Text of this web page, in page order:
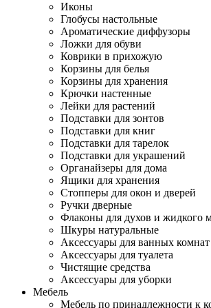
Иконы
Глобусы настольные
Ароматические диффузоры
Ложки для обуви
Коврики в прихожую
Корзины для белья
Корзины для хранения
Крючки настенные
Лейки для растений
Подставки для зонтов
Подставки для книг
Подставки для тарелок
Подставки для украшений
Органайзеры для дома
Ящики для хранения
Стопперы для окон и дверей
Ручки дверные
Флаконы для духов и жидкого
Шкуры натуральные
Аксессуары для ванных комнат
Аксессуары для туалета
Чистящие средства
Аксессуары для уборки
Мебель
Мебель по принадлежности к